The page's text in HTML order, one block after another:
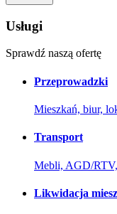
Usługi
Sprawdź naszą ofertę
Przeprowadzki
Mieszkań, biur,
Transport
Mebli, AGD/
Likwidacja